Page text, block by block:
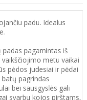
padu. Idealus
padas pagamintas iš
metu vaikai
pėdos judesiai ir pėdai
pagrindas
bei sausgyslės gali
svarbu kojos pirštams,